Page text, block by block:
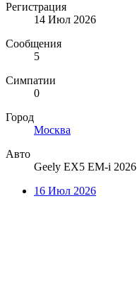
Регистрация
14 Июл 2026
Сообщения
5
Симпатии
0
Город
Москва
Авто
Geely EX5 EM-i 2026
16 Июл 2026